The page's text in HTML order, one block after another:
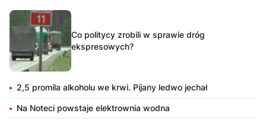
Co politycy zrobili w sprawie dróg
ekspresowych?
2,5 promila alkoholu we krwi. Pijany ledwo jechał
Na Noteci powstaje elektrownia wodna